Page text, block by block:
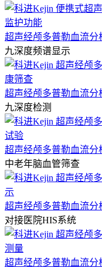
超声经颅多普勒血流分
九深度频谱显示
超声经颅多普勒血流分
九深度检测
超声经颅多普勒血流分
中老年脑血管筛查
超声经颅多普勒血流分
对接医院HIS系统
超声经颅多普勒血流分